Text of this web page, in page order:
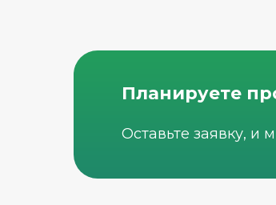
Оставьте заявку, и
Планируете